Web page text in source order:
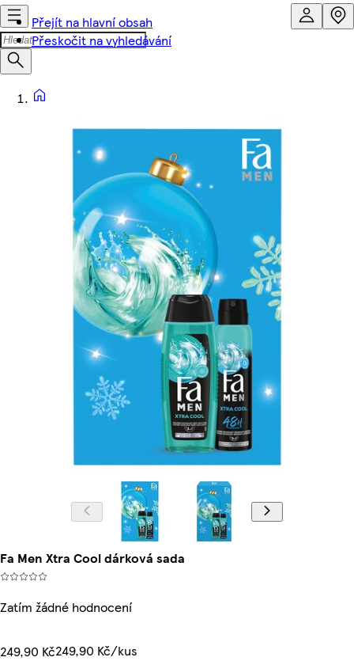
Přejít na hlavní obsah
Přeskočit na vyhledávání
Fa Men Xtra Cool dárková sada
Zatím žádné hodnocení
249,90 Kč249,90 Kč/kus